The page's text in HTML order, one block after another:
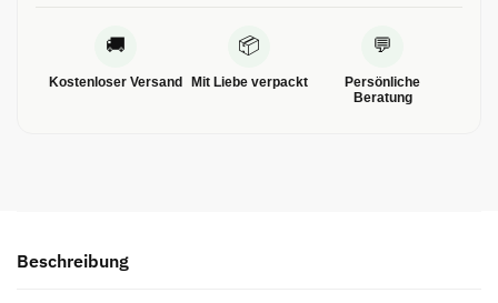
🚚
Kostenloser Versand
📦
Mit Liebe verpackt
💬
Persönliche
Beratung
Beschreibung